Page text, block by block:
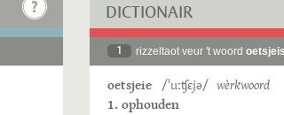
DICTIONAIR
1 rizzeltaot veur 't woord oetsjeis
oetsjeie /ˈuːʧɛjə/ wèrkwoord
1. ophouden